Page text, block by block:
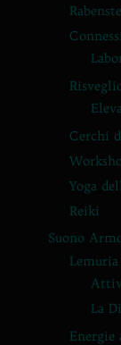
Cerchi
Yoga
Reiki
Suono
La
Energie